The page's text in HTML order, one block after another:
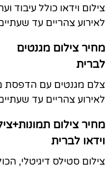
צילום וידאו כולל עיבוד
לאירוע צהריים עד
מחיר צילום מגנטים
לברית
צלם מגנטים עם הדפסת
לאירוע צהריים עד
מחיר צילום
וידאו לברית
צילום סטילס דיגיטלי,